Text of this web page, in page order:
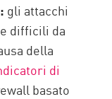
gli attacchi
difficili da
della
di
basato